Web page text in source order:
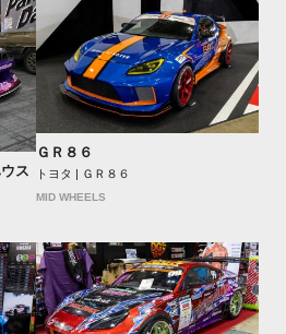
ス
ＧＲ８６
トヨタ | ＧＲ８６
MID WHEELS